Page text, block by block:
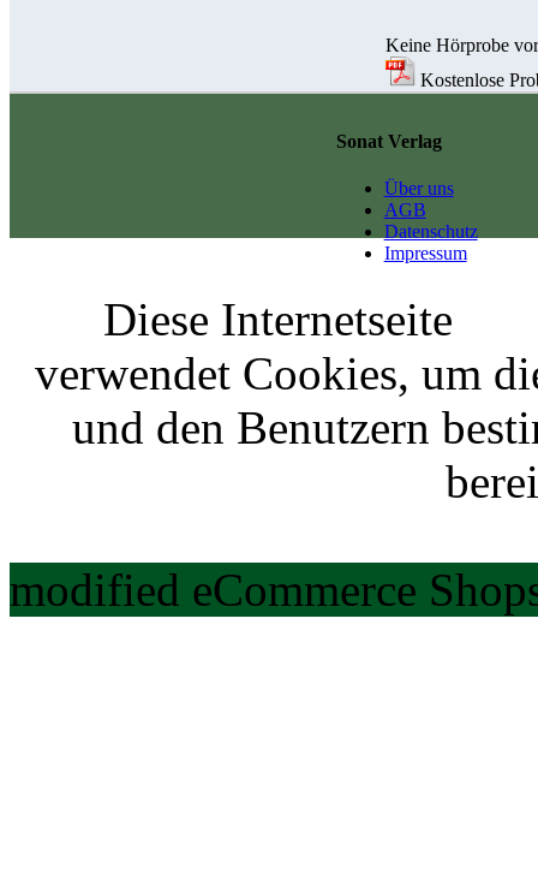
Keine Hörprobe
Kostenlose
Sonat Verlag
Über uns
AGB
Datenschutz
Impressum
Diese Internetseite
verwendet Cookies, um
und den Benutzern
modified eCommerce